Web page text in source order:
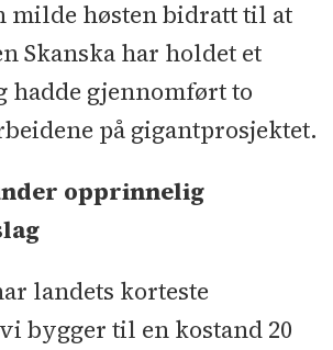
milde høsten bidratt til at
Skanska har holdet et
hadde gjennomført to
på gigantprosjektet.
opprinnelig
landets korteste
bygger til en kostand 20